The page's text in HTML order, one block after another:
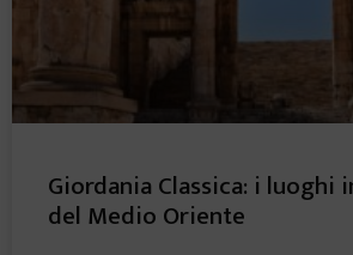
Giordania Classica: i luoghi
del Medio Oriente